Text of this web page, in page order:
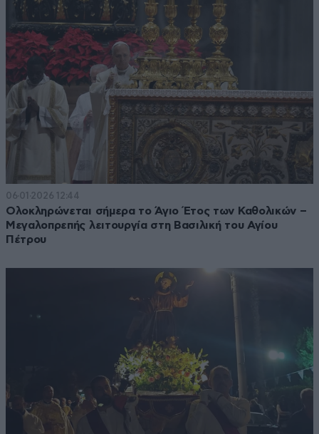
06·01·2026 12:44
Ολοκληρώνεται σήμερα το Άγιο Έτος των Καθολικών –
Μεγαλοπρεπής λειτουργία στη Βασιλική του Αγίου
Πέτρου